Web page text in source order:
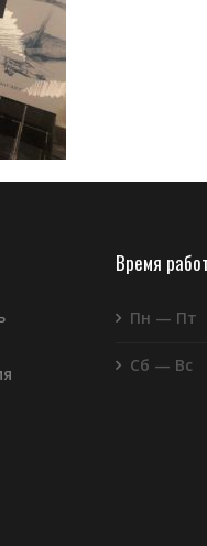
Время
Пн — Пт
Сб — Вс